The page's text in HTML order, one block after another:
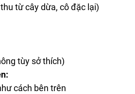
từ cây dừa, cô đặc lại)
tùy sở thích)
cách bên trên